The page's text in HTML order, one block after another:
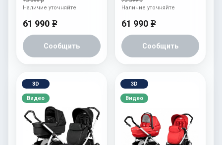
61 990 e
Сообщить
Наличие уточняйте
61 990 e
Сообщить
Наличие уточняйте
3D
Видео
3D
Видео